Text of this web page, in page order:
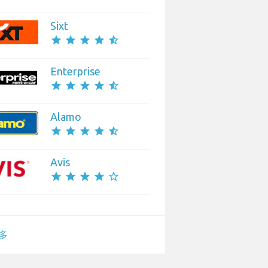
Sixt
star star star star star_half
Enterprise
star star star star star_half
Alamo
star star star star star_half
Avis
star star star star star_border